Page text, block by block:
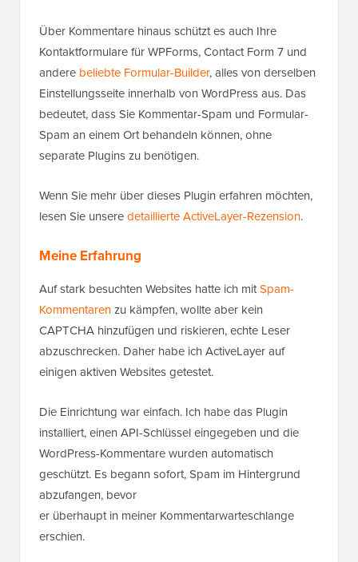
Über Kommentare hinaus schützt es auch Ihre
Kontaktformulare für WPForms, Contact Form 7 und
andere beliebte Formular-Builder, alles von derselben
Einstellungsseite innerhalb von WordPress aus. Das
bedeutet, dass Sie Kommentar-Spam und Formular-
Spam an einem Ort behandeln können, ohne
separate Plugins zu benötigen.
Wenn Sie mehr über dieses Plugin erfahren möchten,
lesen Sie unseredetaillierte ActiveLayer-Rezension.
Meine Erfahrung
Auf stark besuchten Websites hatte ich mitSpam-
Kommentarenzu kämpfen, wollte aber kein
CAPTCHA hinzufügen und riskieren, echte Leser
abzuschrecken. Daher habe ich ActiveLayer auf
einigen aktiven Websites getestet.
Die Einrichtung war einfach. Ich habe das Plugin
installiert, einen API-Schlüssel eingegeben und die
WordPress-Kommentare wurden automatisch
geschützt. Es begann sofort, Spam im Hintergrund
abzufangen, bevor
er überhaupt in meiner Kommentarwarteschlange
erschien.